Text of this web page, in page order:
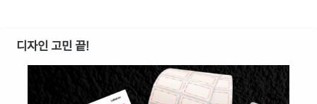
디자인 고민 끝!